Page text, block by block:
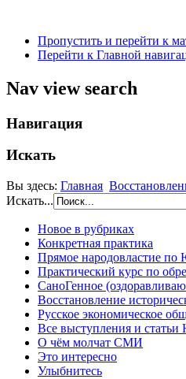
Пропустить и перейти к
Перейти к Главной
Nav view search
Навигация
Искать
Вы здесь: Главная
Искать...
Новое в рубриках
Конкретная практика
Прямое народовластие
Практический курс по
СаноГенное
Восстановление
Русское экономическое
Все выступления и
О чём молчат СМИ
Это интересно
Улыбнитесь